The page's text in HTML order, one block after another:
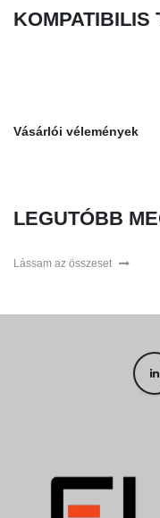
KOMPATIBILIS
Vásárlói vélemények
LEGUTÓBB
Lássam az összeset